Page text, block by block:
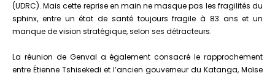
(UDRC). Mais cette reprise en main ne masque pas les fragilités du
sphinx, entre un état de santé toujours fragile à 83 ans et un
manque de vision stratégique, selon ses détracteurs.
La réunion de Genval a également consacré le rapprochement
entre Étienne Tshisekedi et l’ancien gouverneur du Katanga, Moïse